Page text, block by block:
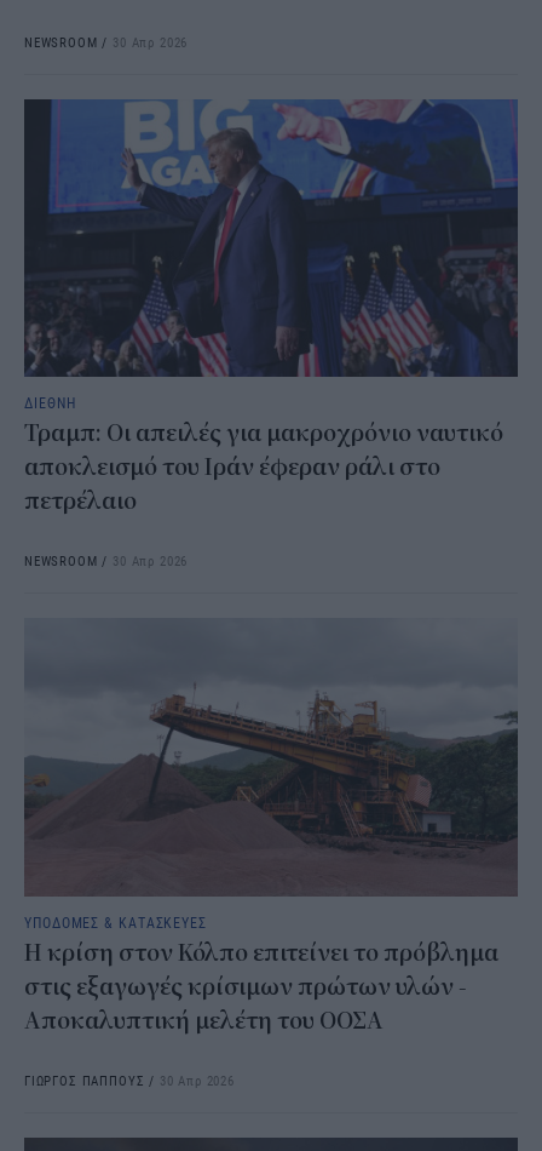
NEWSROOM / 30 Απρ 2026
ΔΙΕΘΝΗ
Τραμπ: Οι απειλές για μακροχρόνιο ναυτικό
αποκλεισμό του Ιράν έφεραν ράλι στο
πετρέλαιο
NEWSROOM / 30 Απρ 2026
ΥΠΟΔΟΜΕΣ & ΚΑΤΑΣΚΕΥΕΣ
Η κρίση στον Κόλπο επιτείνει το πρόβλημα
στις εξαγωγές κρίσιμων πρώτων υλών -
Αποκαλυπτική μελέτη του ΟΟΣΑ
ΓΙΩΡΓΟΣ ΠΑΠΠΟΥΣ / 30 Απρ 2026